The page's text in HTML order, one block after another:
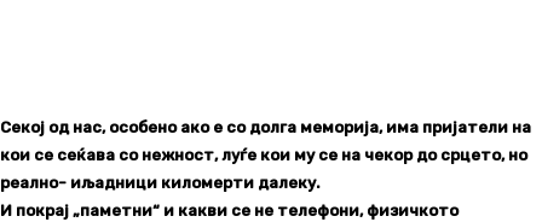
Секој од нас, особено ако е со долга меморија, има пријатели на
кои се сеќава со нежност, луѓе кои му се на чекор до срцето, но
реално- иљадници киломерти далеку.
И покрај „паметни“ и какви се не телефони, физичкото